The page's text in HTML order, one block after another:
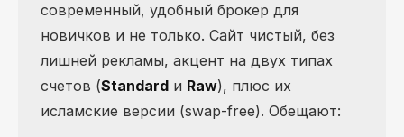
современный, удобный брокер для
новичков и не только. Сайт чистый, без
лишней рекламы, акцент на двух типах
счетов (Standard и Raw), плюс их
исламские версии (swap-free). Обещают: